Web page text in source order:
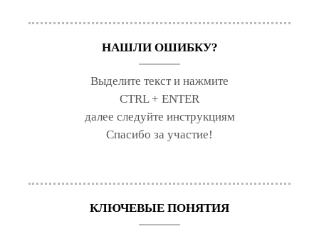
НАШЛИ ОШИБКУ?
Выделите текст и нажмите
CTRL + ENTER
далее следуйте инструкциям
Спасибо за участие!
КЛЮЧЕВЫЕ ПОНЯТИЯ